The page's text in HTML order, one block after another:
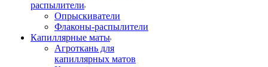
распылители
Опрыскиватели
Флаконы-распылители
Капиллярные маты
Агроткань для
капиллярных матов